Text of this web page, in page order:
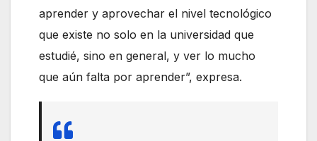
aprender y aprovechar el nivel tecnológico
que existe no solo en la universidad que
estudié, sino en general, y ver lo mucho
que aún falta por aprender”, expresa.